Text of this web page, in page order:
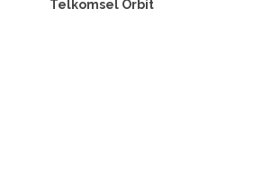
Telkomsel Orbit